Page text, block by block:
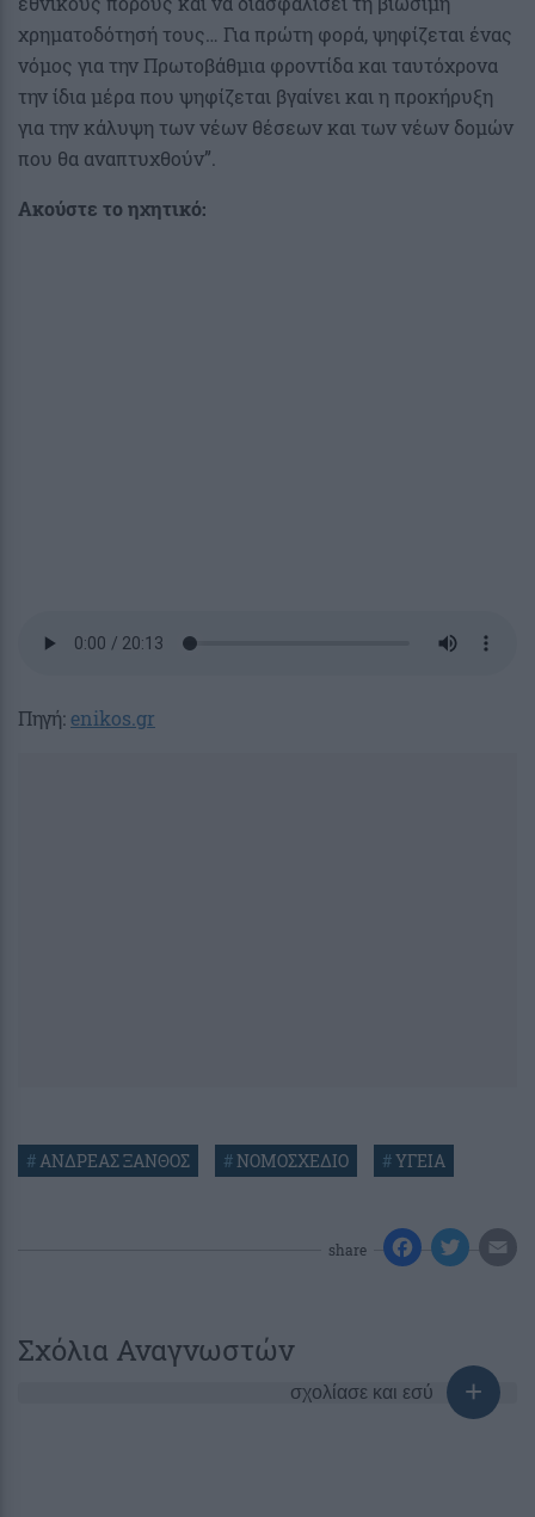
χρηματοδότησή τους… Για πρώτη φορά, ψηφίζεται ένας
νόμος για την Πρωτοβάθμια φροντίδα και ταυτόχρονα
την ίδια μέρα που ψηφίζεται βγαίνει και η προκήρυξη
για την κάλυψη των νέων θέσεων και των νέων δομών
που θα αναπτυχθούν”.
Ακούστε το ηχητικό:
Πηγή: enikos.gr
# ΑΝΔΡΕΑΣ ΞΑΝΘΟΣ #ΝΟΜΟΣΧΕΔΙΟ #ΥΓΕΙΑ
share
Σχόλια Αναγνωστών
σχολίασε και εσύ